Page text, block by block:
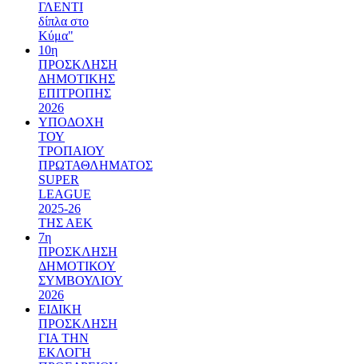
ΓΛΕΝΤΙ
δίπλα στο
Κύμα"
10η
ΠΡΟΣΚΛΗΣΗ
ΔΗΜΟΤΙΚΗΣ
ΕΠΙΤΡΟΠΗΣ
2026
ΥΠΟΔΟΧΗ
ΤΟΥ
ΤΡΟΠΑΙΟΥ
ΠΡΩΤΑΘΛΗΜΑΤΟΣ
SUPER
LEAGUE
2025-26
ΤΗΣ ΑΕΚ
7η
ΠΡΟΣΚΛΗΣΗ
ΔΗΜΟΤΙΚΟΥ
ΣΥΜΒΟΥΛΙΟΥ
2026
ΕΙΔΙΚΗ
ΠΡΟΣΚΛΗΣΗ
ΓΙΑ ΤΗΝ
ΕΚΛΟΓΗ